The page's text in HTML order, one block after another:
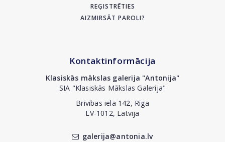
REĢISTRĒTIES
AIZMIRSĀT PAROLI?
Kontaktinformācija
Klasiskās mākslas galerija "Antonija"
SIA "Klasiskās Mākslas Galerija"
Brīvības iela 142, Rīga
LV-1012, Latvija
galerija@antonia.lv